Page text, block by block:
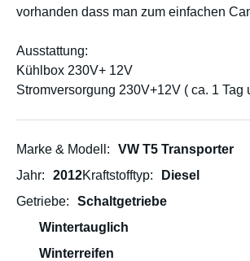
vorhanden dass man zum einfachen
Ausstattung:
Kühlbox 230V+ 12V
Stromversorgung 230V+12V ( ca. 1 Tag
Campingtisch+ Stühle
Markise
Tempomat ist nicht vorhanden!
Marke & Modell
VW T5 Transporter
Jahr
2012Kraftstofftyp
Diesel
Getriebe
Schaltgetriebe
Wintertauglich
Winterreifen